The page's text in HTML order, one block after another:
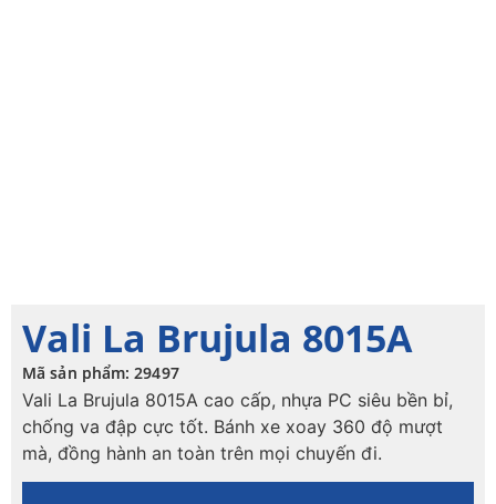
Vali La Brujula 8015A
Mã sản phẩm: 29497
Vali La Brujula 8015A cao cấp, nhựa PC siêu bền bỉ,
chống va đập cực tốt. Bánh xe xoay 360 độ mượt
mà, đồng hành an toàn trên mọi chuyến đi.